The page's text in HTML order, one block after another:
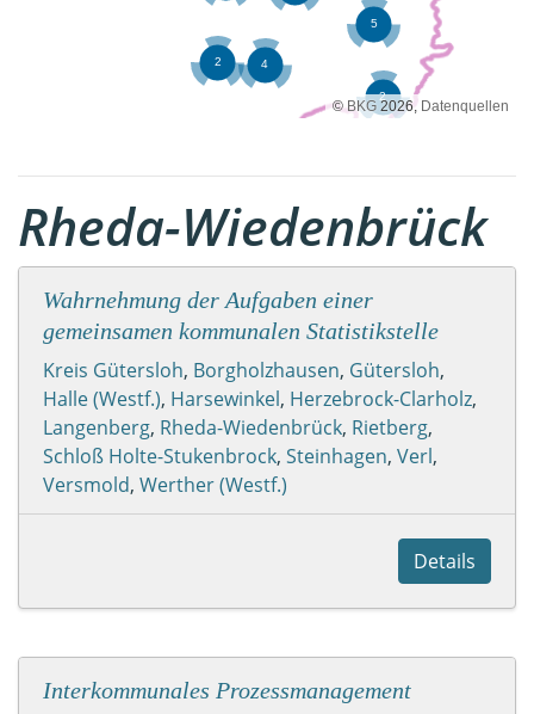
©BKG2026, Datenquellen
Rheda-Wiedenbrück
Wahrnehmung der Aufgaben einer
gemeinsamen kommunalen Statistikstelle
Kreis Gütersloh, Borgholzhausen, Gütersloh,
Halle (Westf.), Harsewinkel, Herzebrock-Clarholz,
Langenberg, Rheda-Wiedenbrück, Rietberg,
Schloß Holte-Stukenbrock, Steinhagen, Verl,
Versmold, Werther (Westf.)
Details
Interkommunales Prozessmanagement